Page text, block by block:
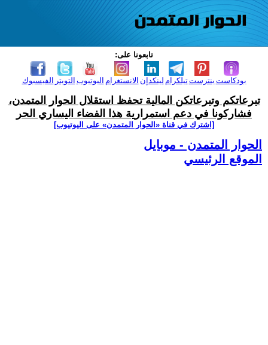
تابعونا على:
الفيسبوك التويتر اليوتيوب الانستغرام لينكدإن تيلكرامبنترست بودكاست
تبرعاتكم وتبرعاتكن المالية تحفظ استقلال الحوار المتمدن،
فشاركونا في دعم استمرارية هذا الفضاء اليساري الحر
[اشترك في قناة ‫«الحوار المتمدن» على اليوتيوب]
الحوار المتمدن - موبايل
الموقع الرئيسي